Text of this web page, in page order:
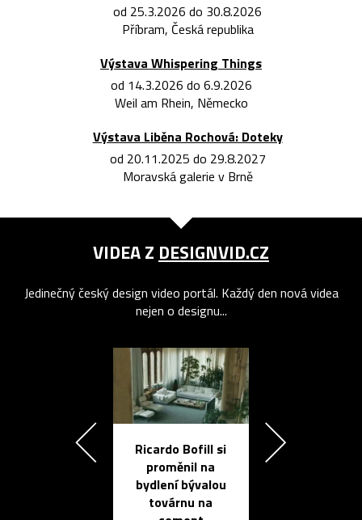
od 25.3.2026 do 30.8.2026
Příbram, Česká republika
Výstava Whispering Things
od 14.3.2026 do 6.9.2026
Weil am Rhein, Německo
Výstava Liběna Rochová: Doteky
od 20.11.2025 do 29.8.2027
Moravská galerie v Brně
VIDEA Z DESIGNVID.CZ
Jedinečný český design video portál. Každý den nová videa
nejen o designu...
Ricardo Bofill si
proměnil na
bydlení bývalou
továrnu na